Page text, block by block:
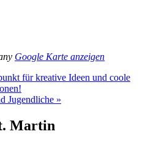
Google Karte anzeigen
für kreative Ideen und coole
Jugendliche »
Martin